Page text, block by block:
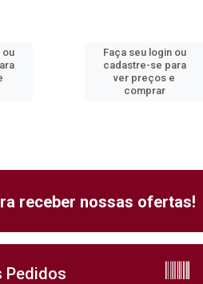
ou
Faça seu login ou
cadastre-se para
ver preços e
comprar
receber nossas ofertas!
Pedidos